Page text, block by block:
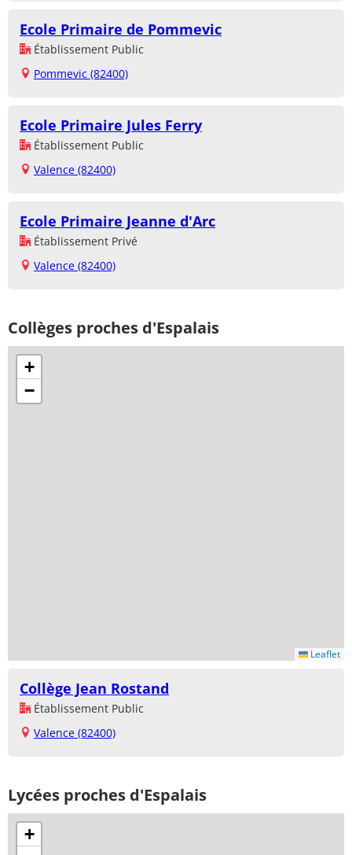
Ecole Primaire de Pommevic
Établissement Public
Pommevic (82400)
Ecole Primaire Jules Ferry
Établissement Public
Valence (82400)
Ecole Primaire Jeanne d'Arc
Établissement Privé
Valence (82400)
Collèges proches d'Espalais
+
−
Leaflet
Collège Jean Rostand
Établissement Public
Valence (82400)
Lycées proches d'Espalais
+